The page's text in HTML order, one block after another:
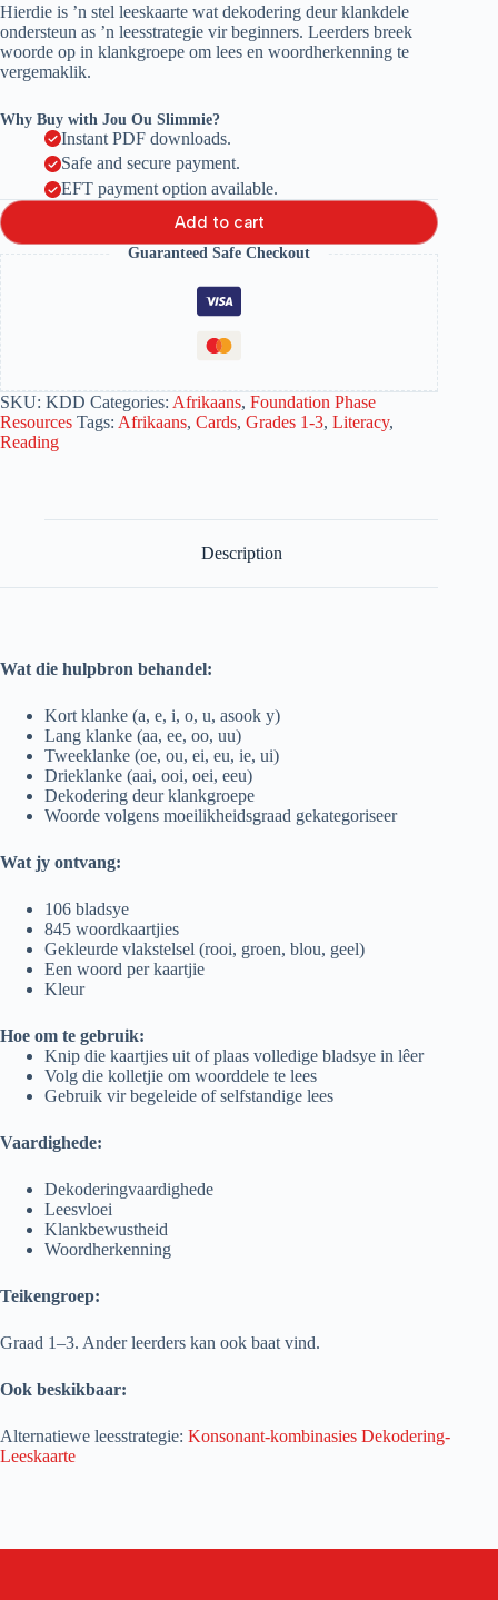
Hierdie is ’n stel leeskaarte wat dekodering deur klankdele
ondersteun as ’n leesstrategie vir beginners. Leerders breek
woorde op in klankgroepe om lees en woordherkenning te
vergemaklik.
Why Buy with Jou Ou Slimmie?
Instant PDF downloads.
Safe and secure payment.
EFT payment option available.
Add to cart
Guaranteed Safe Checkout
SKU: KDD Categories: Afrikaans, Foundation Phase
Resources Tags: Afrikaans, Cards, Grades 1-3, Literacy,
Reading
Description
Wat die hulpbron behandel:
Kort klanke (a, e, i, o, u, asook y)
Lang klanke (aa, ee, oo, uu)
Tweeklanke (oe, ou, ei, eu, ie, ui)
Drieklanke (aai, ooi, oei, eeu)
Dekodering deur klankgroepe
Woorde volgens moeilikheidsgraad gekategoriseer
Wat jy ontvang:
106 bladsye
845 woordkaartjies
Gekleurde vlakstelsel (rooi, groen, blou, geel)
Een woord per kaartjie
Kleur
Hoe om te gebruik:
Knip die kaartjies uit of plaas volledige bladsye in lêer
Volg die kolletjie om woorddele te lees
Gebruik vir begeleide of selfstandige lees
Vaardighede:
Dekoderingvaardighede
Leesvloei
Klankbewustheid
Woordherkenning
Teikengroep:
Graad 1–3. Ander leerders kan ook baat vind.
Ook beskikbaar:
Alternatiewe leesstrategie: Konsonant-kombinasies Dekodering-
Leeskaarte